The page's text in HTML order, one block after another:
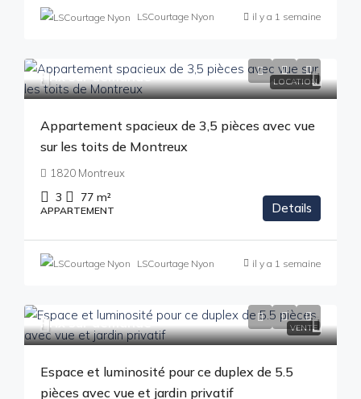
LSCourtage Nyon il y a 1 semaine
LOCATION
Prix sur demande
Appartement spacieux de 3,5 pièces avec vue
sur les toits de Montreux
1820 Montreux
3 77 m²
APPARTEMENT Details
LSCourtage Nyon il y a 1 semaine
VENTE
Prix sur demande
Espace et luminosité pour ce duplex de 5.5
pièces avec vue et jardin privatif